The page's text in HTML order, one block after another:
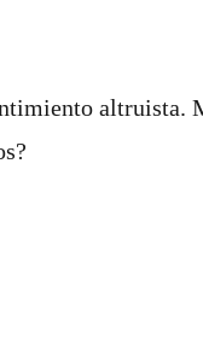
altruista.